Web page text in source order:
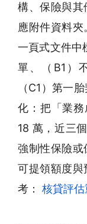
構、保險與其
應附件資料
一頁式文件中
單、（B1）
（C1）第一
化：把「業
18 萬，近三
強制性保險或
可提領額度與
考：
核貸評